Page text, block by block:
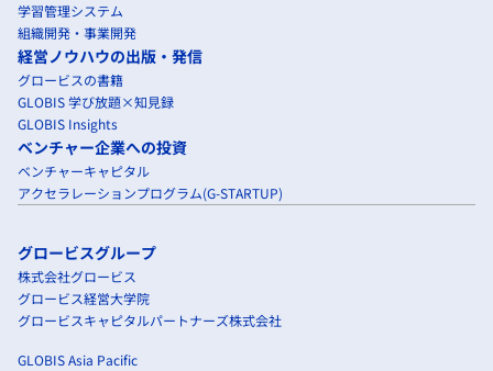
学習管理システム
組織開発・事業開発
経営ノウハウの出版・発信
グロービスの書籍
GLOBIS 学び放題×知見録
GLOBIS Insights
ベンチャー企業への投資
ベンチャーキャピタル
アクセラレーションプログラム(G-STARTUP)
グロービスグループ
株式会社グロービス
グロービス経営大学院
グロービスキャピタルパートナーズ株式会社
GLOBIS Asia Pacific